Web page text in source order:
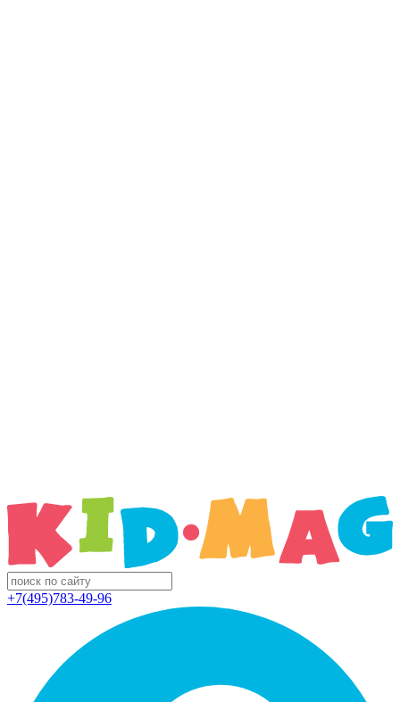
+7(495)783-49-96